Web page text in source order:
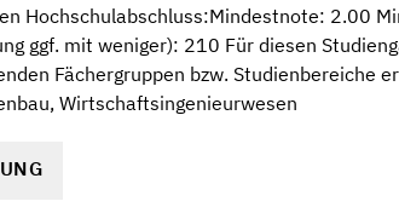
Hochschulabschluss:Mindestnote: 2.00
ggf. mit weniger): 210 Für diesen
Fächergruppen bzw. Studienbereiche
Wirtschaftsingenieurwesen